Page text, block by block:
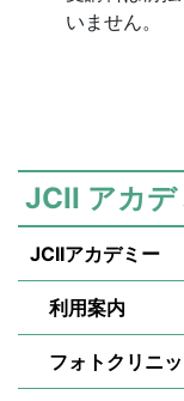
いません。
JCII アカデ
JCIIアカデミー
利用案内
フォトクリニッ